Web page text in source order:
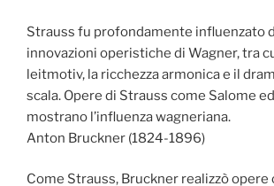
Strauss fu profondamente influenzato
innovazioni operistiche di Wagner, tra
leitmotiv, la ricchezza armonica e il
scala. Opere di Strauss come Salome
mostrano l’influenza wagneriana.
Anton Bruckner (1824-1896)
Come Strauss, Bruckner realizzò